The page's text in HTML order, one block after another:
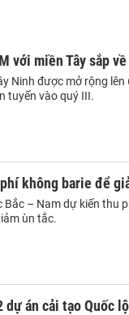
với miền Tây sắp
Ninh được mở rộng lên
tuyến vào quý III.
không barie để
Bắc – Nam dự kiến thu
ùn tắc.
án cải tạo Quốc